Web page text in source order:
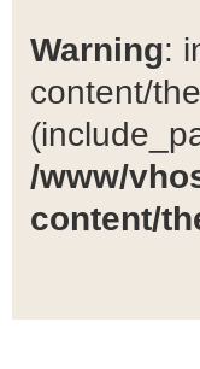
Warning:
content/
/www/
content/